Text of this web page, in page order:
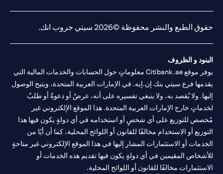
حقوق الطبع والنشر محفوظة ©2026 سيتي جروب انك.
البنود و الظروف
يوفر موقع Citibank.ae معلوماتٍ حول الحسابات والخدمات المالية التي
يقدمها فرع سيتي بنك إن.إيه. في الإمارات العربية المتحدة، ويتيح الوصول
إليها. ولا يُقصد به، ولا ينبغي تفسيره على أنه، عرضٌ أو دعوةٌ أو طلبٌ
لخدماتٍ خارج الإمارات العربية المتحدة. هذا الموقع الإلكتروني غير
مُخصص للتوزيع على أي شخصٍ أو استخدامه في أي دولةٍ يكون فيها هذا
التوزيع أو الاستخدام مخالفًا للقانون أو اللوائح المحلية، كما أن أيًا من
الخدمات أو الاستثمارات المشار إليها في هذا الموقع الإلكتروني غير متاحةٍ
للأشخاص المقيمين في أي دولةٍ يكون فيها تقديم هذه الخدمات أو
الاستثمارات مخالفًا للقانون أو اللوائح المحلية.